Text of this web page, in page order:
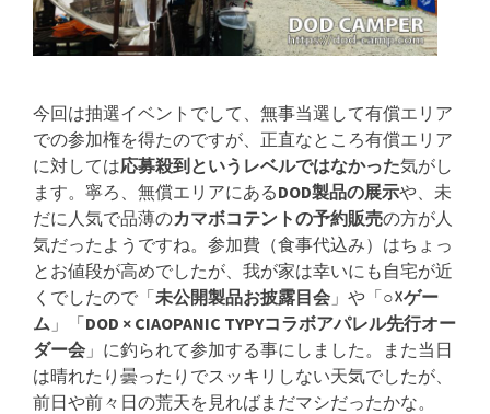
今回は抽選イベントでして、無事当選して有償エリア
での参加権を得たのですが、正直なところ有償エリア
に対しては応募殺到というレベルではなかった気がし
ます。寧ろ、無償エリアにあるDOD製品の展示や、未
だに人気で品薄のカマボコテントの予約販売の方が人
気だったようですね。参加費（食事代込み）はちょっ
とお値段が高めでしたが、我が家は幸いにも自宅が近
くでしたので「未公開製品お披露目会 」や「○☓ゲー
ム 」「DOD × CIAOPANIC TYPYコラボアパレル先行オー
ダー会 」に釣られて参加する事にしました。また当日
は晴れたり曇ったりでスッキリしない天気でしたが、
前日や前々日の荒天を見ればまだマシだったかな。